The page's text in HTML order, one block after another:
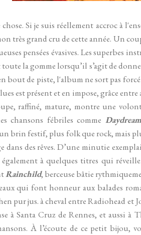
Si je suis réellement accroc à
très grand cru de cette année. Un
pensées évasives. Les superbes
toute la gomme lorsqu’il s’agit de
bout de piste, l'album ne sort pas
est présent et en impose, grâce
raffiné, mature, montre une
chansons fébriles comme
brin festif, plus folk que rock, mais
dans des rêves. D’une minutie
également à quelques titres qui
Rainchild, berceuse bâtie
qui font honneur aux balades
pur jus. à cheval entre Radiohead et
à Santa Cruz de Rennes, et aussi à
À l’écoute de ce petit bijou,